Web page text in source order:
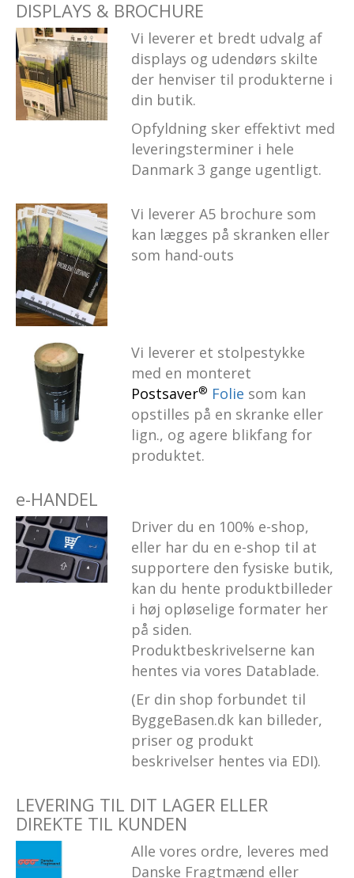
DISPLAYS & BROCHURE
Vi leverer et bredt udvalg af
displays og udendørs skilte
der henviser til produkterne i
din butik.
Opfyldning sker effektivt med
leveringsterminer i hele
Danmark 3 gange ugentligt.
Vi leverer A5 brochure som
kan lægges på skranken eller
som hand-outs
Vi leverer et stolpestykke
med en monteret
Postsaver® Folie som kan
opstilles på en skranke eller
lign., og agere blikfang for
produktet.
e-HANDEL
Driver du en 100% e-shop,
eller har du en e-shop til at
supportere den fysiske butik,
kan du hente produktbilleder
i høj opløselige formater her
på siden.
Produktbeskrivelserne kan
hentes via vores Datablade.
(Er din shop forbundet til
ByggeBasen.dk kan billeder,
priser og produkt
beskrivelser hentes via EDI).
LEVERING TIL DIT LAGER ELLER
DIREKTE TIL KUNDEN
Alle vores ordre, leveres med
Danske Fragtmænd eller